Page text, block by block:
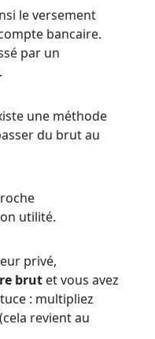
le versement
bancaire.
par un
une méthode
du brut au
utilité.
privé,
brutet vous avez
: multipliez
revient au